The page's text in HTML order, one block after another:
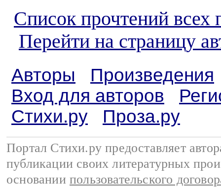
Список прочтений всех
Перейти на страницу
Авторы
Произведения
Вход для авторов
Стихи.ру
Проза.ру
Портал Стихи.ру предоставляет
публикации своих литературных
основании пользовательского